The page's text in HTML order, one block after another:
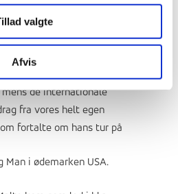
valgte
Afvis
mens de internationale
fra vores helt egen
fortalte om hans tur på
Man i ødemarken USA.